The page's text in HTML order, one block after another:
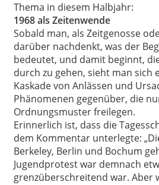
Thema in diesem Halbjahr:
1968 als Zeitenwende
Sobald man, als Zeitgenosse
darüber nachdenkt, was der
bedeutet, und damit beginnt,
durch zu gehen, sieht man sich
Kaskade von Anlässen und
Phänomenen gegenüber, die
Ordnungsmuster freilegen.
Erinnerlich ist, dass die
dem Kommentar unterlegte:
Berkeley, Berlin und Bochum
Jugendprotest war demnach
grenzüberschreitend war. Aber